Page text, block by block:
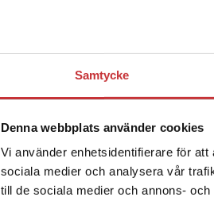
Samtycke
Denna webbplats använder cookies
Vi använder enhetsidentifierare för
sociala medier och analysera vår
till de sociala medier och annons-
Det
enhet